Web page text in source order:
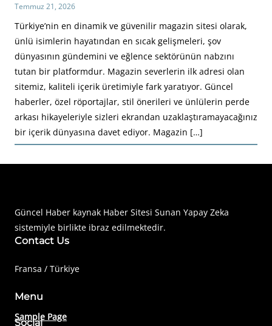
Temmuz 21, 2026
Türkiye’nin en dinamik ve güvenilir magazin sitesi olarak,
ünlü isimlerin hayatından en sıcak gelişmeleri, şov
dünyasının gündemini ve eğlence sektörünün nabzını
tutan bir platformdur. Magazin severlerin ilk adresi olan
sitemiz, kaliteli içerik üretimiyle fark yaratıyor. Güncel
haberler, özel röportajlar, stil önerileri ve ünlülerin perde
arkası hikayeleriyle sizleri ekrandan uzaklaştıramayacağınız
bir içerik dünyasına davet ediyor. Magazin […]
Güncel Haber kaynak Haber Sitesi Sunan Yapay Zeka
sistemiyle birlikte ibraz edilmektedir.
Contact Us
Fransa / Türkiye
Menu
Sample Page
Social